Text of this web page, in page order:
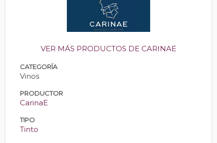
VER MÁS PRODUCTOS DE CARINAE
CATEGORÍA
Vinos
PRODUCTOR
CarinaE
TIPO
Tinto